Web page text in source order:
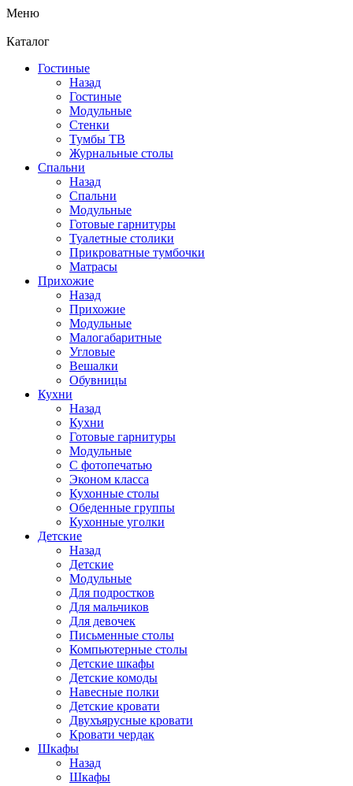
Меню
Каталог
Гостиные
Назад
Гостиные
Модульные
Стенки
Тумбы ТВ
Журнальные столы
Спальни
Назад
Спальни
Модульные
Готовые гарнитуры
Туалетные столики
Прикроватные тумбочки
Матрасы
Прихожие
Назад
Прихожие
Модульные
Малогабаритные
Угловые
Вешалки
Обувницы
Кухни
Назад
Кухни
Готовые гарнитуры
Модульные
С фотопечатью
Эконом класса
Кухонные столы
Обеденные группы
Кухонные уголки
Детские
Назад
Детские
Модульные
Для подростков
Для мальчиков
Для девочек
Письменные столы
Компьютерные столы
Детские шкафы
Детские комоды
Навесные полки
Детские кровати
Двухъярусные кровати
Кровати чердак
Шкафы
Назад
Шкафы